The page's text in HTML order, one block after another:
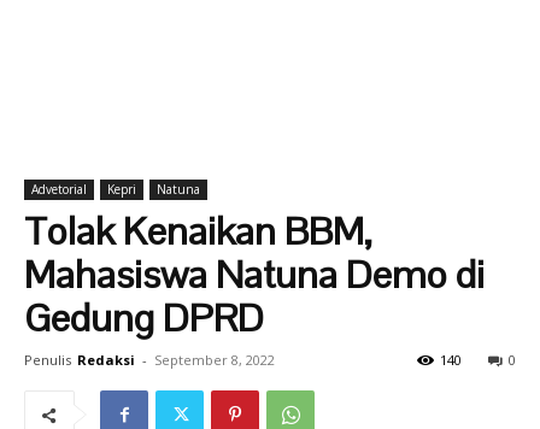
Advetorial Kepri Natuna
Tolak Kenaikan BBM,
Mahasiswa Natuna Demo di
Gedung DPRD
Penulis Redaksi - September 8, 2022 0
140